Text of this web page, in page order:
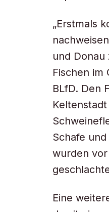
„Erstmals
und
Fischen im
BLfD. Den
Schafe
wurden
Eine